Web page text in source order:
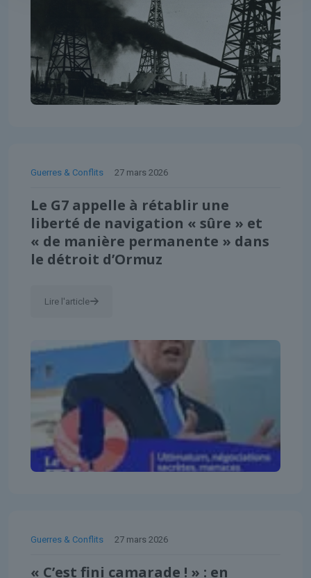
Guerres & Conflits 27 mars 2026
Le G7 appelle à rétablir une
liberté de navigation « sûre » et
« de manière permanente » dans
le détroit d’Ormuz
Lire l'article
Guerres & Conflits 27 mars 2026
« C’est fini camarade ! » : en